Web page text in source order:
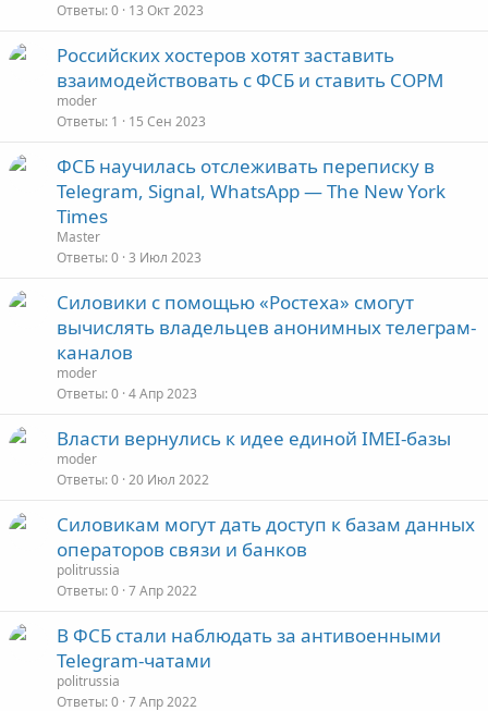
Ответы 0 13 Окт 2023
Российских хостеров хотят заставить
взаимодействовать с ФСБ и ставить СОРМ
moder
Ответы 1 15 Сен 2023
ФСБ научилась отслеживать переписку в
Telegram, Signal, WhatsApp — The New York
Times
Master
Ответы 0 3 Июл 2023
Силовики с помощью «Ростеха» смогут
вычислять владельцев анонимных телеграм-
каналов
moder
Ответы 0 4 Апр 2023
Власти вернулись к идее единой IMEI-базы
moder
Ответы 0 20 Июл 2022
Силовикам могут дать доступ к базам данных
операторов связи и банков
politrussia
Ответы 0 7 Апр 2022
В ФСБ стали наблюдать за антивоенными
Telegram-чатами
politrussia
Ответы 0 7 Апр 2022